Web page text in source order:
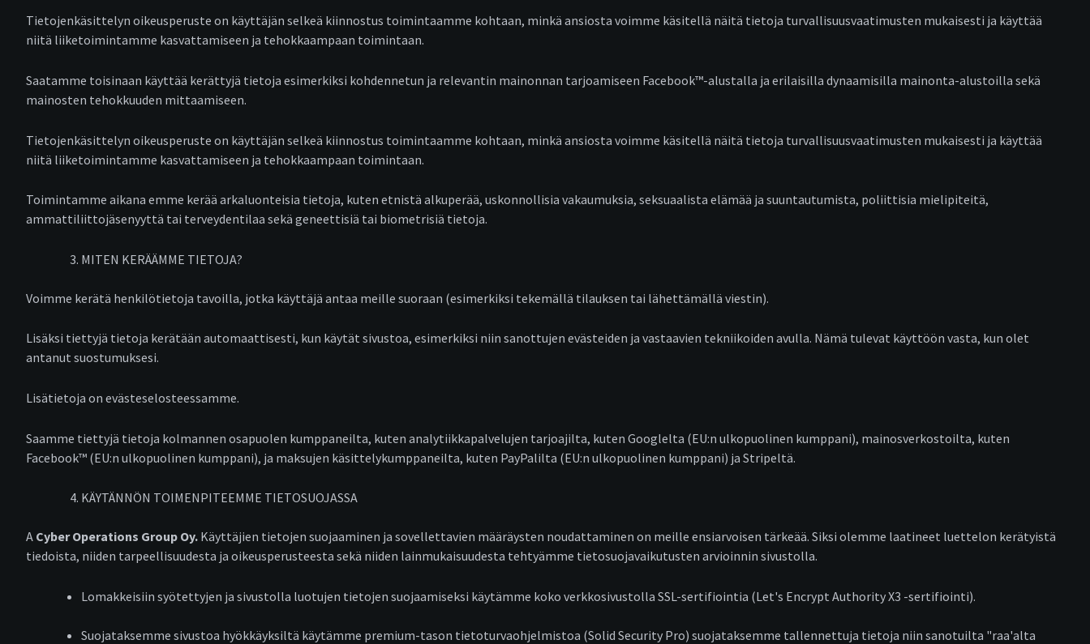
Tietojenkäsittelyn oikeusperuste on käyttäjän selkeä kiinnostus toimintaamme kohtaan, minkä ansiosta voimme käsitellä näitä tietoja turvallisuusvaatimusten mukaisesti ja käyttää
niitä liiketoimintamme kasvattamiseen ja tehokkaampaan toimintaan.
Saatamme toisinaan käyttää kerättyjä tietoja esimerkiksi kohdennetun ja relevantin mainonnan tarjoamiseen Facebook™-alustalla ja erilaisilla dynaamisilla mainonta-alustoilla sekä
mainosten tehokkuuden mittaamiseen.
Tietojenkäsittelyn oikeusperuste on käyttäjän selkeä kiinnostus toimintaamme kohtaan, minkä ansiosta voimme käsitellä näitä tietoja turvallisuusvaatimusten mukaisesti ja käyttää
niitä liiketoimintamme kasvattamiseen ja tehokkaampaan toimintaan.
Toimintamme aikana emme kerää arkaluonteisia tietoja, kuten etnistä alkuperää, uskonnollisia vakaumuksia, seksuaalista elämää ja suuntautumista, poliittisia mielipiteitä,
ammattiliittojäsenyyttä tai terveydentilaa sekä geneettisiä tai biometrisiä tietoja.
MITEN KERÄÄMME TIETOJA?
Voimme kerätä henkilötietoja tavoilla, jotka käyttäjä antaa meille suoraan (esimerkiksi tekemällä tilauksen tai lähettämällä viestin).
Lisäksi tiettyjä tietoja kerätään automaattisesti, kun käytät sivustoa, esimerkiksi niin sanottujen evästeiden ja vastaavien tekniikoiden avulla. Nämä tulevat käyttöön vasta, kun olet
antanut suostumuksesi.
Lisätietoja on evästeselosteessamme.
Saamme tiettyjä tietoja kolmannen osapuolen kumppaneilta, kuten analytiikkapalvelujen tarjoajilta, kuten Googlelta (EU:n ulkopuolinen kumppani), mainosverkostoilta, kuten
Facebook™ (EU:n ulkopuolinen kumppani), ja maksujen käsittelykumppaneilta, kuten PayPalilta (EU:n ulkopuolinen kumppani) ja Stripeltä.
KÄYTÄNNÖN TOIMENPITEEMME TIETOSUOJASSA
A Cyber Operations Group Oy. Käyttäjien tietojen suojaaminen ja sovellettavien määräysten noudattaminen on meille ensiarvoisen tärkeää. Siksi olemme laatineet luettelon kerätyistä
tiedoista, niiden tarpeellisuudesta ja oikeusperusteesta sekä niiden lainmukaisuudesta tehtyämme tietosuojavaikutusten arvioinnin sivustolla.
Lomakkeisiin syötettyjen ja sivustolla luotujen tietojen suojaamiseksi käytämme koko verkkosivustolla SSL-sertifiointia (Let's Encrypt Authority X3 -sertifiointi).
Suojataksemme sivustoa hyökkäyksiltä käytämme premium-tason tietoturvaohjelmistoa (Solid Security Pro) suojataksemme tallennettuja tietoja niin sanotuilta "raa'alta